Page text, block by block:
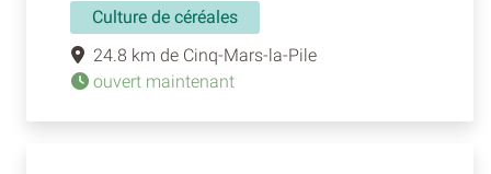
Culture de céréales
24.8 km de Cinq-Mars-la-Pile
ouvert maintenant